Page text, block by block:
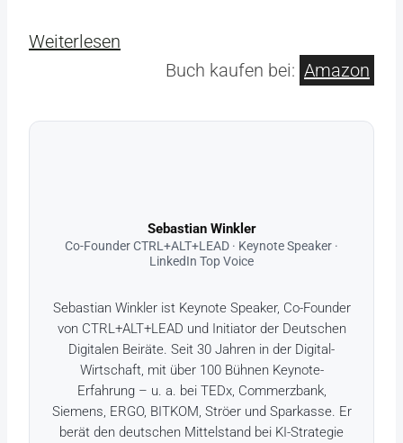
Weiterlesen
Buch kaufen bei: Amazon
Sebastian Winkler
Co-Founder CTRL+ALT+LEAD · Keynote Speaker ·
LinkedIn Top Voice
Sebastian Winkler ist Keynote Speaker, Co-Founder
von CTRL+ALT+LEAD und Initiator der Deutschen
Digitalen Beiräte. Seit 30 Jahren in der Digital-
Wirtschaft, mit über 100 Bühnen Keynote-
Erfahrung – u. a. bei TEDx, Commerzbank,
Siemens, ERGO, BITKOM, Ströer und Sparkasse. Er
berät den deutschen Mittelstand bei KI-Strategie